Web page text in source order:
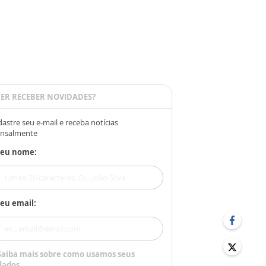
RECEBER NOVIDADES?
seu e-mail e receba notícias
nome:
email:
mais sobre como usamos seus